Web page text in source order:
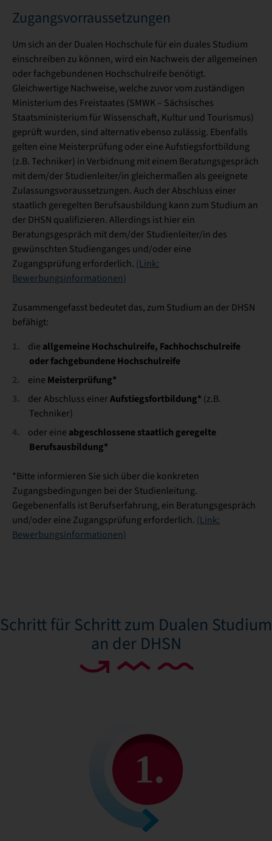
Zugangsvorraussetzungen
Um sich an der Dualen Hochschule für ein duales Studium
einschreiben zu können, wird ein Nachweis der allgemeinen
oder fachgebundenen Hochschulreife benötigt.
Gleichwertige Nachweise, welche zuvor vom zuständigen
Ministerium des Freistaates (SMWK – Sächsisches
Staatsministerium für Wissenschaft, Kultur und Tourismus)
geprüft wurden, sind alternativ ebenso zulässig. Ebenfalls
gelten eine Meisterprüfung oder eine Aufstiegsfortbildung
(z.B. Techniker) in Verbidnung mit einem Beratungsgespräch
mit dem/der Studienleiter/in gleichermaßen als geeignete
Zulassungsvoraussetzungen. Auch der Abschluss einer
staatlich geregelten Berufsausbildung kann zum Studium an
der DHSN qualifizieren. Allerdings ist hier ein
Beratungsgespräch mit dem/der Studienleiter/in des
gewünschten Studienganges und/oder eine
Zugangsprüfung erforderlich. (Link:
Bewerbungsinformationen)
Zusammengefasst bedeutet das, zum Studium an der DHSN
befähigt:
die allgemeine Hochschulreife, Fachhochschulreife
oder fachgebundene Hochschulreife
eine Meisterprüfung*
der Abschluss einer Aufstiegsfortbildung* (z.B.
Techniker)
oder eine abgeschlossene staatlich geregelte
Berufsausbildung*
*Bitte informieren Sie sich über die konkreten
Zugangsbedingungen bei der Studienleitung.
Gegebenenfalls ist Berufserfahrung, ein Beratungsgespräch
und/oder eine Zugangsprüfung erforderlich. (Link:
Bewerbungsinformationen)
Schritt für Schritt zum Dualen Studium
an der DHSN